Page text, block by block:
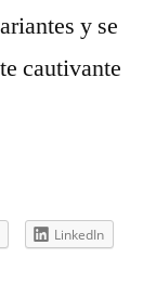
y se
cautivante
LinkedIn